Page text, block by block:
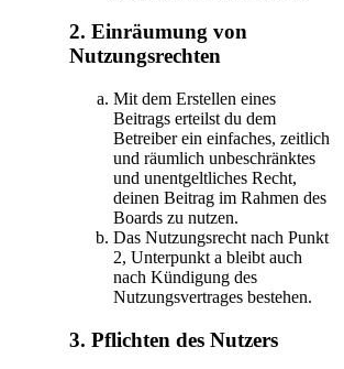
2. Einräumung von
Nutzungsrechten
Mit dem Erstellen eines
Beitrags erteilst du dem
Betreiber ein einfaches, zeitlich
und räumlich unbeschränktes
und unentgeltliches Recht,
deinen Beitrag im Rahmen des
Boards zu nutzen.
Das Nutzungsrecht nach Punkt
2, Unterpunkt a bleibt auch
nach Kündigung des
Nutzungsvertrages bestehen.
3. Pflichten des Nutzers